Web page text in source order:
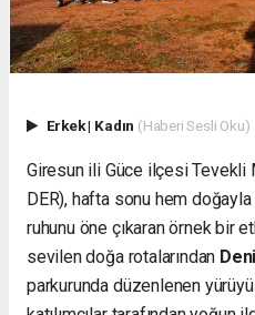
Erkek| Kadın (Haberi Sesli Oku)
Giresun ili Güce ilçesi Tevekli
DER), hafta sonu hem
ruhunu öne çıkaran örnek bir
sevilen doğa rotalarından
parkurunda düzenlenen